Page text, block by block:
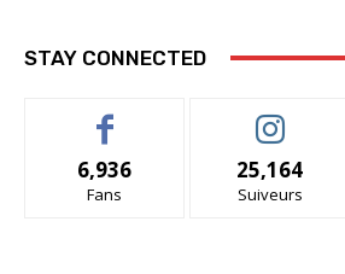
STAY CONNECTED
6,936
Fans
25,164
Suiveurs